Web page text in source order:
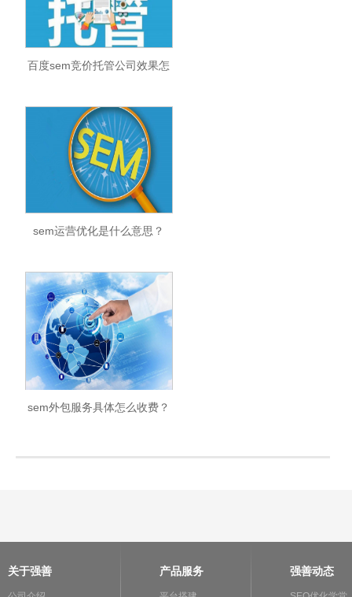
百度sem竞价托管公司效果怎
sem运营优化是什么意思？
sem外包服务具体怎么收费？
关于强善 产品服务 强善动态